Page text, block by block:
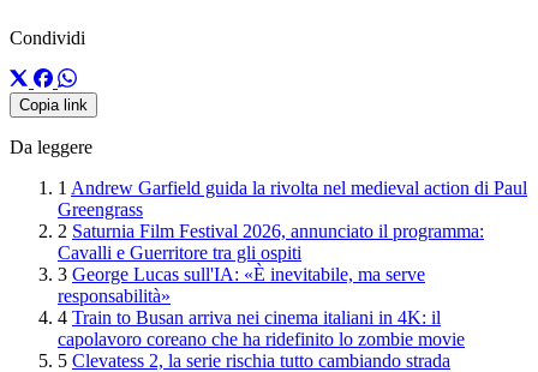
Condividi
Copia link
Da leggere
1 Andrew Garfield guida la rivolta nel medieval action di Paul
Greengrass
2 Saturnia Film Festival 2026, annunciato il programma:
Cavalli e Guerritore tra gli ospiti
3 George Lucas sull'IA: «È inevitabile, ma serve
responsabilità»
4 Train to Busan arriva nei cinema italiani in 4K: il
capolavoro coreano che ha ridefinito lo zombie movie
5 Clevatess 2, la serie rischia tutto cambiando strada